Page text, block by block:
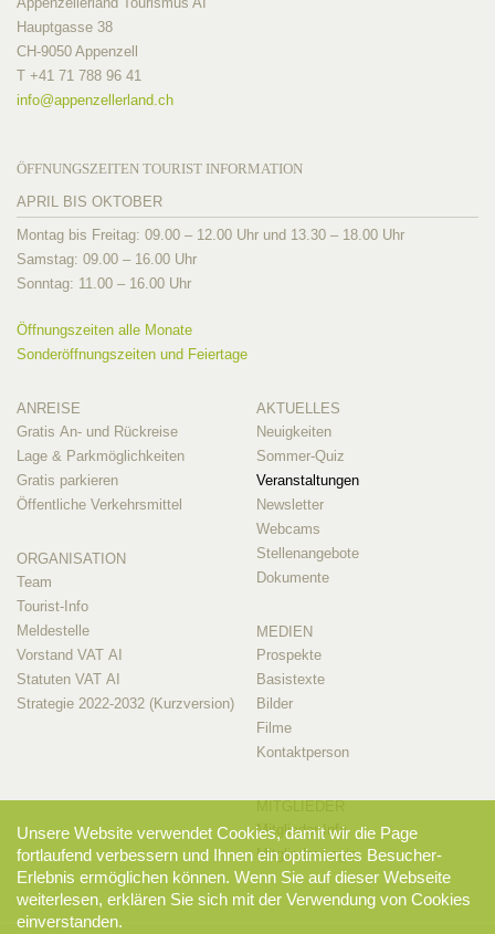
Hauptgasse 38
CH-9050 Appenzell
T +41 71 788 96 41
info@appenzellerland.ch
ÖFFNUNGSZEITEN TOURIST INFORMATION
APRIL BIS OKTOBER
Montag bis Freitag: 09.00 – 12.00 Uhr und 13.30 – 18.00 Uhr
Samstag: 09.00 – 16.00 Uhr
Sonntag: 11.00 – 16.00 Uhr
Öffnungszeiten alle Monate
Sonderöffnungszeiten und Feiertage
ANREISE
Gratis An- und Rückreise
Lage & Parkmöglichkeiten
Gratis parkieren
Öffentliche Verkehrsmittel
ORGANISATION
Team
Tourist-Info
Meldestelle
Vorstand VAT AI
Statuten VAT AI
Strategie 2022-2032 (Kurzversion)
AKTUELLES
Neuigkeiten
Sommer-Quiz
Veranstaltungen
Newsletter
Webcams
Stellenangebote
Dokumente
MEDIEN
Prospekte
Basistexte
Bilder
Filme
Kontaktperson
Mitglieder-Info
Mitglieder-Login
Unsere Website verwendet Cookies, damit wir die Page
fortlaufend verbessern und Ihnen ein optimiertes Besucher-
Erlebnis ermöglichen können. Wenn Sie auf dieser Webseite
weiterlesen, erklären Sie sich mit der Verwendung von Cookies
einverstanden.